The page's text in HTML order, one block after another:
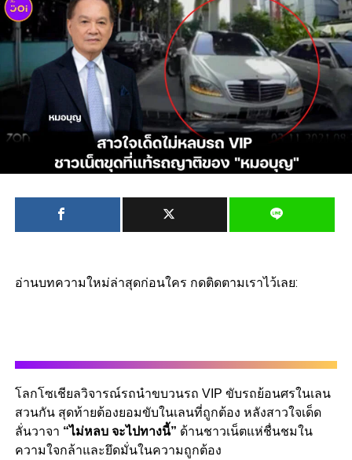
อ่านบทความใหม่ล่าสุดก่อนใคร กดติดตามเราไว้เลย:
โลกโซเชียลวิจารณ์รถนำขบวนรถ VIP ขับรถย้อนศรในเลน
สวนกัน สุดท้ายต้องยอมขับในเลนที่ถูกต้อง หลังสาวใจเด็ด
ลั่นวาจา “ไม่หลบ จะไปทางนี้” ด้านชาวเน็ตแห่ชื่นชมใน
ความใจกล้าและยึดมั่นในความถูกต้อง